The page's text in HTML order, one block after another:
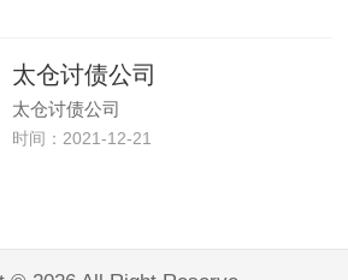
太仓讨债公司
太仓讨债公司
时间：2021-12-21